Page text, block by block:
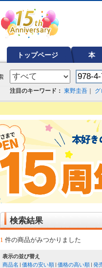
トップページ 本
注目のキーワード： 東野圭吾 グ
検索結果
1 件の商品がみつかりました
表示の並び替え
商品名
価格の安い順 価格の高い順 発